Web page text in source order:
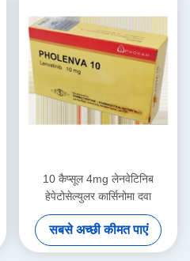
10 कैप्सूल 4mg लेनवेटिनिब
हेपेटोसेल्युलर कार्सिनोमा दवा
सबसे अच्छी कीमत पाएं